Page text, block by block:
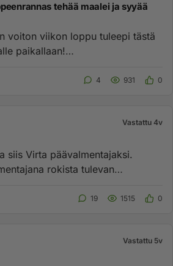
tehää maalei ja syyää
voiton viikon loppu tuleepi tästä
4 931 0
Vastattu 4v
siis Virta päävalmentajaksi.
rokista tulevan
19 1515 0
Vastattu 5v